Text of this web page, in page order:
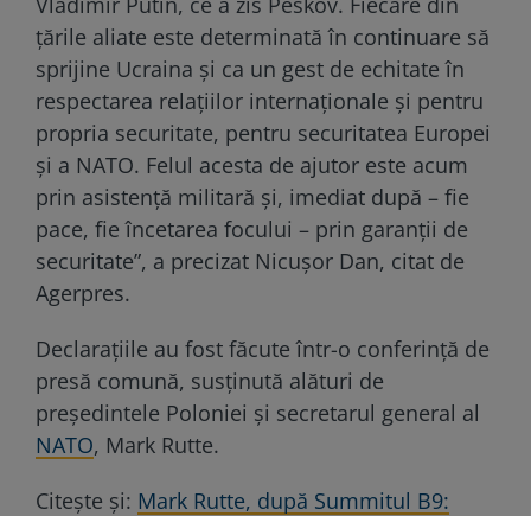
țările aliate este determinată în continuare să
sprijine Ucraina și ca un gest de echitate în
respectarea relațiilor internaționale și pentru
propria securitate, pentru securitatea Europei
și a NATO. Felul acesta de ajutor este acum
prin asistență militară și, imediat după – fie
pace, fie încetarea focului – prin garanții de
securitate”, a precizat Nicușor Dan, citat de
Agerpres.
Declarațiile au fost făcute într-o conferință de
presă comună, susţinută alături de
preşedintele Poloniei şi secretarul general al
NATO, Mark Rutte.
Citește și: Mark Rutte, după Summitul B9: